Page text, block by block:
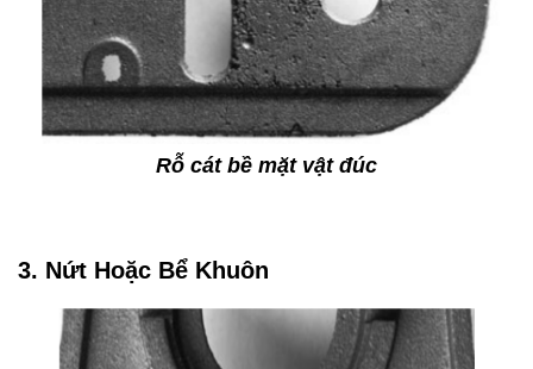
Rỗ cát bề mặt vật đúc
3. Nứt Hoặc Bể Khuôn